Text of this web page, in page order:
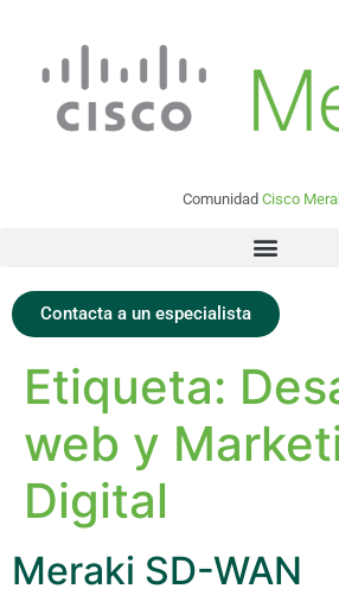
Comunidad Cisco
Contacta a un especialista
Etiqueta:
web y
Digital
Meraki SD-WAN